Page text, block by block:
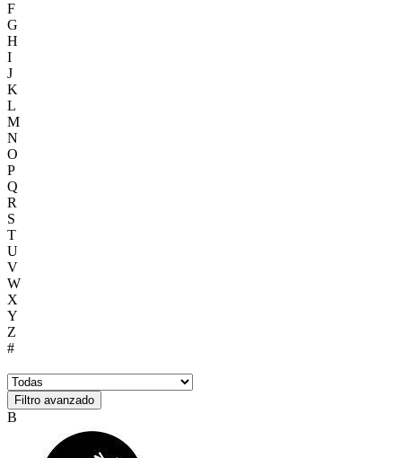
F
G
H
I
J
K
L
M
N
O
P
Q
R
S
T
U
V
W
X
Y
Z
#
B